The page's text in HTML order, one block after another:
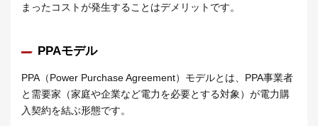
まったコストが発生することはデメリットです。
PPAモデル
PPA（Power Purchase Agreement）モデルとは、PPA事業者
と需要家（家庭や企業など電力を必要とする対象）が電力購
入契約を結ぶ形態です。